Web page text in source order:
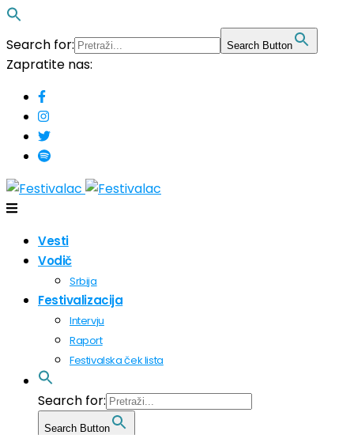
Search for: Search Button
Zapratite nas:
Vesti
Vodič
Srbija
Festivalizacija
Intervju
Raport
Festivalska ček lista
Search for:
Search Button